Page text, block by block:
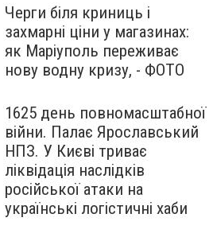
Черги біля криниць і
захмарні ціни у магазинах:
як Маріуполь переживає
нову водну кризу, - ФОТО
1625 день повномасштабної
війни. Палає Ярославський
НПЗ. У Києві триває
ліквідація наслідків
російської атаки на
українські логістичні хаби